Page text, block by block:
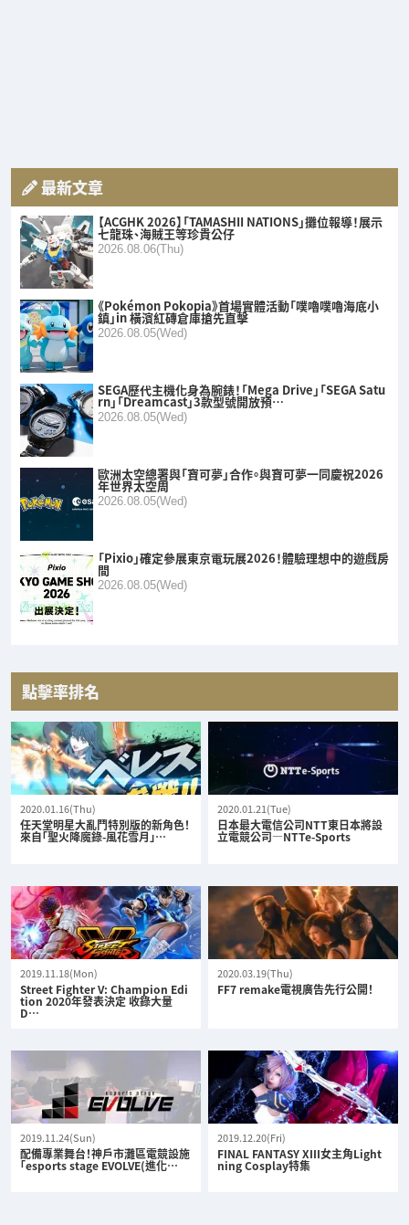
最新文章
【ACGHK 2026】「TAMASHII NATIONS」攤位報導！展示
七龍珠、海賊王等珍貴公仔
2026.08.06(Thu)
《Pokémon Pokopia》首場實體活動「噗嚕噗嚕海底小
鎮」in 橫濱紅磚倉庫搶先直擊
2026.08.05(Wed)
SEGA歷代主機化身為腕錶！「Mega Drive」「SEGA Satu
rn」「Dreamcast」3款型號開放預…
2026.08.05(Wed)
歐洲太空總署與「寶可夢」合作。與寶可夢一同慶祝2026
年世界太空周
2026.08.05(Wed)
「Pixio」確定參展東京電玩展2026！體驗理想中的遊戲房
間
2026.08.05(Wed)
點擊率排名
2020.01.16(Thu)
任天堂明星大亂鬥特別版的新角色！
來自「聖火降魔錄-風花雪月」…
2020.01.21(Tue)
日本最大電信公司NTT東日本將設
立電競公司—NTTe-Sports
2019.11.18(Mon)
Street Fighter V: Champion Edi
tion 2020年發表決定 收錄大量
D…
2020.03.19(Thu)
FF7 remake電視廣告先行公開！
2019.11.24(Sun)
配備專業舞台！神戶市灘區電競設施
「esports stage EVOLVE(進化…
2019.12.20(Fri)
FINAL FANTASY XIII女主角Light
ning Cosplay特集